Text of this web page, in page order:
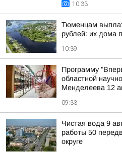
10:33
Тюменцам
рублей: их дома
10:39
Программу
областной
Менделеева 12
09:33
Чистая вода 9
работы 50
округе